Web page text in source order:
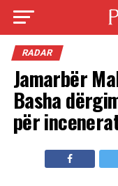
RADAR
Jamarbër
Basha
për